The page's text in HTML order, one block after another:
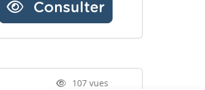
Consulter
107 vues